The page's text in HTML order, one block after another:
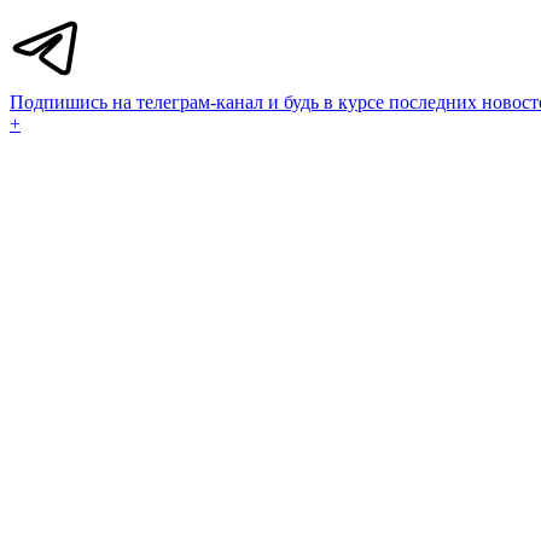
Подпишись на телеграм-канал и будь в курсе последних
+